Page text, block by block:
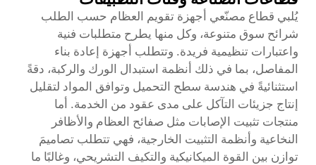
يُلبي قطاع مصنّعي أجهزة تقويم العظام حسب الطلب
شرائح سوق متنوعة، وكل منها يطرح متطلبات فنية
واعتبارات تنظيمية فريدة. وتتطلب أجهزة إعادة بناء
المفاصل، بما في ذلك أنظمة استبدال الورك والركبة، دقةً
استثنائيةً في هندسة سطح التحميل وتوافق المواد لتقليل
إنتاج جزيئات التآكل على مدى عقود من الخدمة. أما
منتجات تثبيت الإصابات مثل صفائح العظام والأظافر
النخاعية وأنظمة التثبيت الخارجية، فهي تتطلب تصاميمَ
توازن بين القوة الميكانيكية والتكيف التشريحي، وغالبًا ما